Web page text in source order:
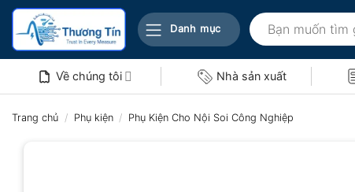
Bỏ
nội
Danh mục
Tìm
kiếm:
Về chúng tôi Nhà sản xuất
Trang chủ / Phụ kiện / Phụ Kiện Cho Nội Soi Công Nghiệp